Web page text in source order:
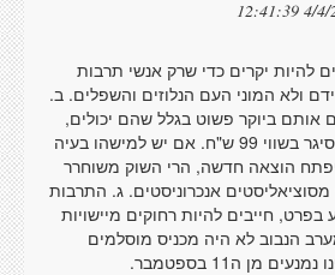
4/4/
להיות יקרים כדי שרק אנשי תרבות
ולא המוני העם הנלוזים והשפלים. ב.
אותם ביוקר פשוט בגלל שהם יכולים,
בדיוק כמו שאני מעשן סיגר בשווי 99 ש"ח. אם יש למישהו בעיה
הוצאה חדשה, הרי השוק משוחרר
מסוציאליסטים אנכרוניסטים. ג. התרבות
חייבים להיות רחוקים מיישויות
הנבוב לא היה מכניס מוסלמים
מן ה11 בספטמבר.